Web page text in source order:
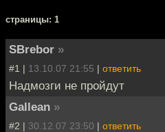
cтраницы: 1
SBrebor »
#1 | 13.10.07 21:55 | ответить
Надмозги не пройдут
Gallean »
#2 | 30.12.07 23:50 | ответить